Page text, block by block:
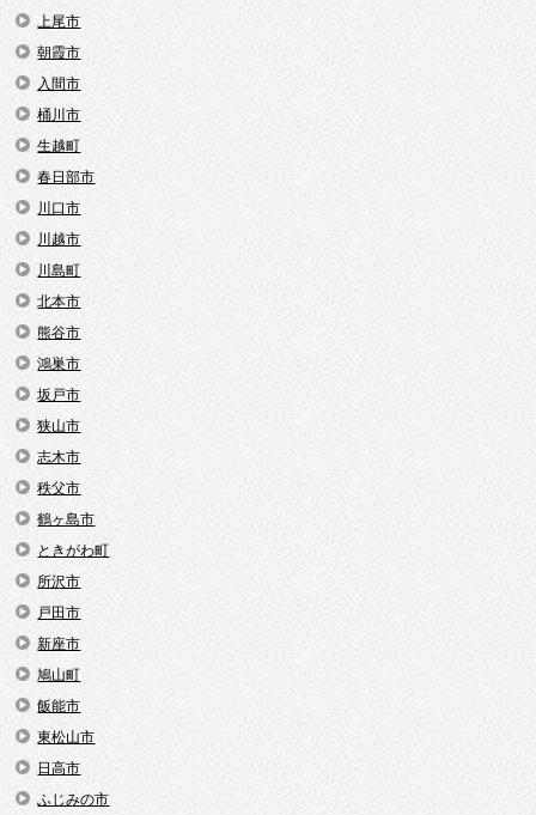
上尾市
朝霞市
入間市
桶川市
生越町
春日部市
川口市
川越市
川島町
北本市
熊谷市
鴻巣市
坂戸市
狭山市
志木市
秩父市
鶴ヶ島市
ときがわ町
所沢市
戸田市
新座市
鳩山町
飯能市
東松山市
日高市
ふじみの市